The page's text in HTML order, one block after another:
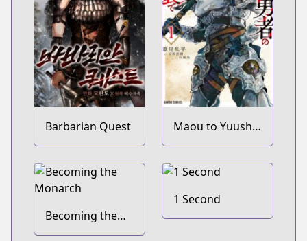
Barbarian Quest
Maou to Yuusha
no Tatakai no
Ura de
Becoming the
Monarch
1 Second